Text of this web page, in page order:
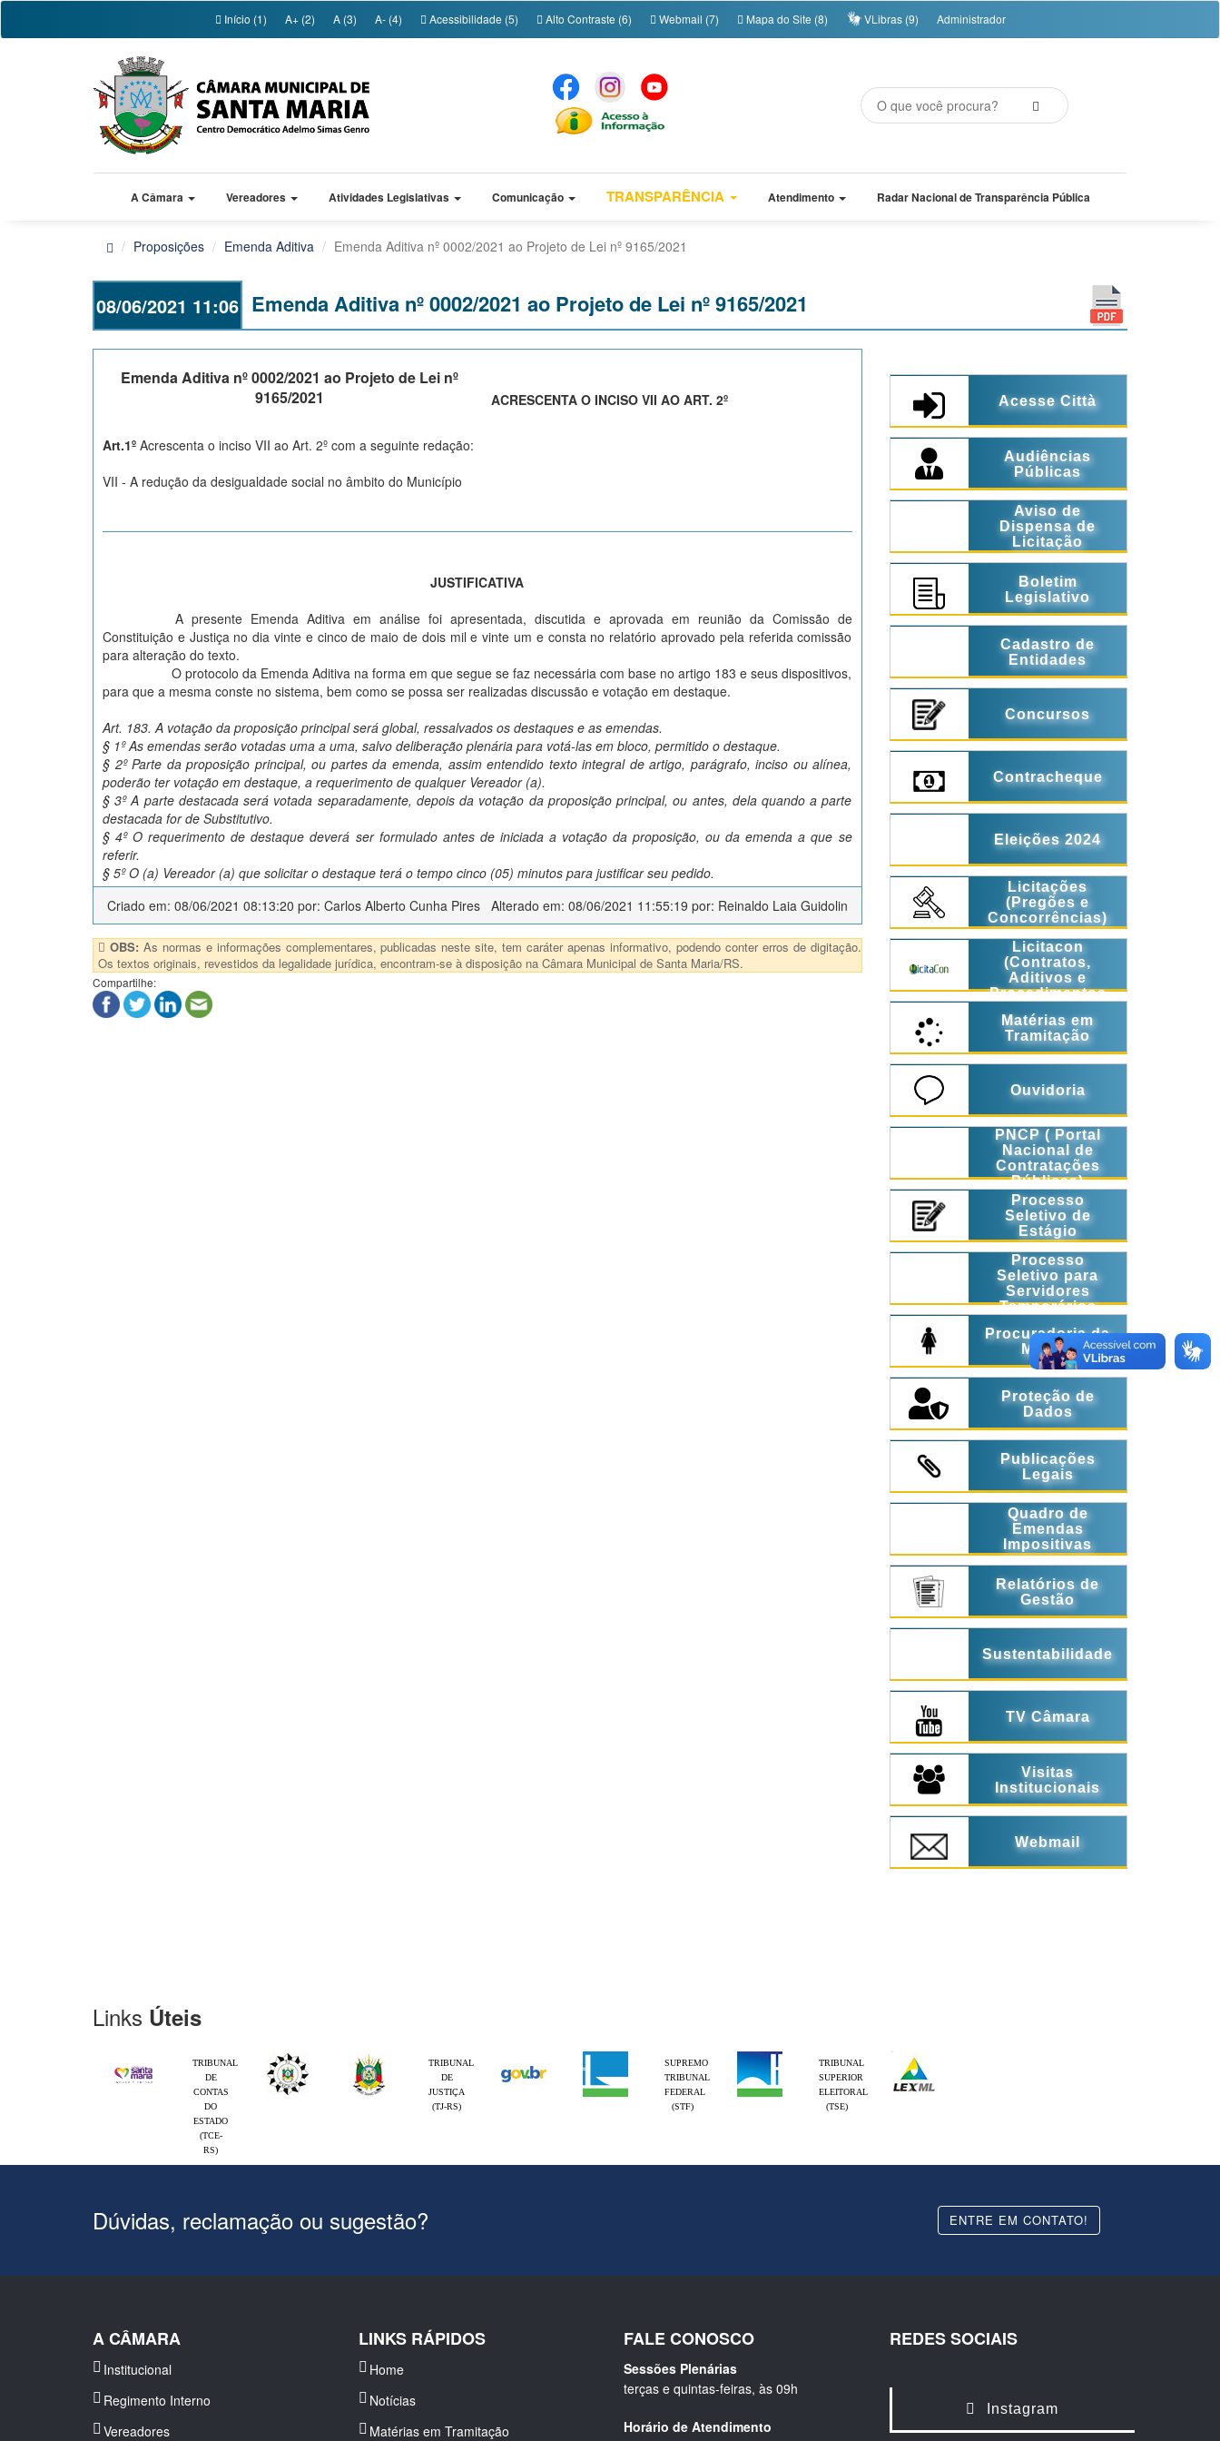
Início (1) A+ (2) A (3) A- (4) Acessibilidade (5) Alto Contraste (6) Webmail (7) Mapa do Site (8) VLibras (9) Administrador
A Câmara Vereadores Atividades Legislativas Comunicação TRANSPARÊNCIA Atendimento Radar Nacional de Transparência Pública
Proposições Emenda Aditiva Emenda Aditiva nº 0002/2021 ao Projeto de Lei nº 9165/2021
08/06/2021 11:06 Emenda Aditiva nº 0002/2021 ao Projeto de Lei nº 9165/2021
Emenda Aditiva nº 0002/2021 ao Projeto de Lei nº
9165/2021
ACRESCENTA O INCISO VII AO ART. 2º
Art.1º Acrescenta o inciso VII ao Art. 2º com a seguinte redação:
VII - A redução da desigualdade social no âmbito do Município
JUSTIFICATIVA
A presente Emenda Aditiva em análise foi apresentada, discutida e aprovada em reunião da Comissão de
Constituição e Justiça no dia vinte e cinco de maio de dois mil e vinte um e consta no relatório aprovado pela referida comissão
para alteração do texto.
O protocolo da Emenda Aditiva na forma em que segue se faz necessária com base no artigo 183 e seus dispositivos,
para que a mesma conste no sistema, bem como se possa ser realizadas discussão e votação em destaque.
Art. 183. A votação da proposição principal será global, ressalvados os destaques e as emendas.
§ 1º As emendas serão votadas uma a uma, salvo deliberação plenária para votá-las em bloco, permitido o destaque.
§ 2º Parte da proposição principal, ou partes da emenda, assim entendido texto integral de artigo, parágrafo, inciso ou alínea,
poderão ter votação em destaque, a requerimento de qualquer Vereador (a).
§ 3º A parte destacada será votada separadamente, depois da votação da proposição principal, ou antes, dela quando a parte
destacada for de Substitutivo.
§ 4º O requerimento de destaque deverá ser formulado antes de iniciada a votação da proposição, ou da emenda a que se
referir.
§ 5º O (a) Vereador (a) que solicitar o destaque terá o tempo cinco (05) minutos para justificar seu pedido.
Criado em: 08/06/2021 08:13:20 por: Carlos Alberto Cunha Pires Alterado em: 08/06/2021 11:55:19 por: Reinaldo Laia Guidolin
OBS: As normas e informações complementares, publicadas neste site, tem caráter apenas informativo, podendo conter erros de digitação.
Os textos originais, revestidos da legalidade jurídica, encontram-se à disposição na Câmara Municipal de Santa Maria/RS.
Compartilhe:
Acesse Città
Audiências
Públicas
Aviso de
Dispensa de
Licitação
Boletim
Legislativo
Cadastro de
Entidades
Concursos
Contracheque
Eleições 2024
Licitações
(Pregões e
Concorrências)
Licitacon
(Contratos,
Aditivos e
Procedimentos
Matérias em
Tramitação
Ouvidoria
PNCP ( Portal
Nacional de
Contratações
Públicas)
Processo
Seletivo de
Estágio
Processo
Seletivo para
Servidores
Temporários
Procuradoria da
Mulher
Proteção de
Dados
Publicações
Legais
Quadro de
Emendas
Impositivas
Relatórios de
Gestão
Sustentabilidade
TV Câmara
Visitas
Institucionais
Webmail
Links Úteis
TRIBUNAL
DE
CONTAS
DO
ESTADO
(TCE-
RS)
TRIBUNAL
DE
JUSTIÇA
(TJ-RS)
SUPREMO
TRIBUNAL
FEDERAL
(STF)
TRIBUNAL
SUPERIOR
ELEITORAL
(TSE)
Dúvidas, reclamação ou sugestão? ENTRE EM CONTATO!
A CÂMARA
Institucional
Regimento Interno
Vereadores
LINKS RÁPIDOS
Home
Notícias
Matérias em Tramitação
FALE CONOSCO
Sessões Plenárias
terças e quintas-feiras, às 09h
Horário de Atendimento
REDES SOCIAIS
Instagram